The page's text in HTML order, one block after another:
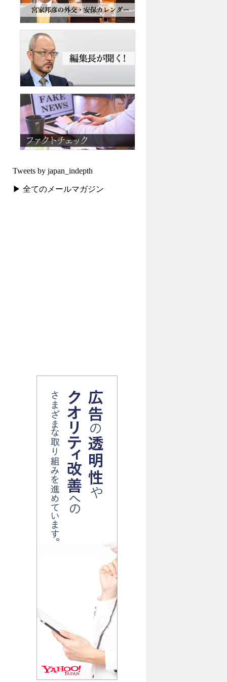
Tweets by japan_indepth
▶ 全てのメールマガジン